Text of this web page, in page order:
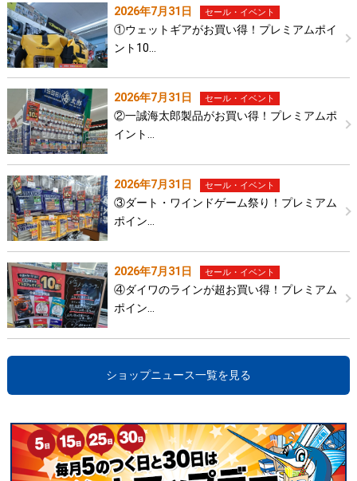
2026年7月31日 セール・イベント
①ウェットギアがお買い得！プレミアムポイ
ント10…
2026年7月31日 セール・イベント
②一誠海太郎製品がお買い得！プレミアムポ
イント…
2026年7月31日 セール・イベント
③ダート・ワインドゲーム祭り！プレミアム
ポイン…
2026年7月31日 セール・イベント
④ダイワのラインが超お買い得！プレミアム
ポイン…
ショップニュース一覧を見る